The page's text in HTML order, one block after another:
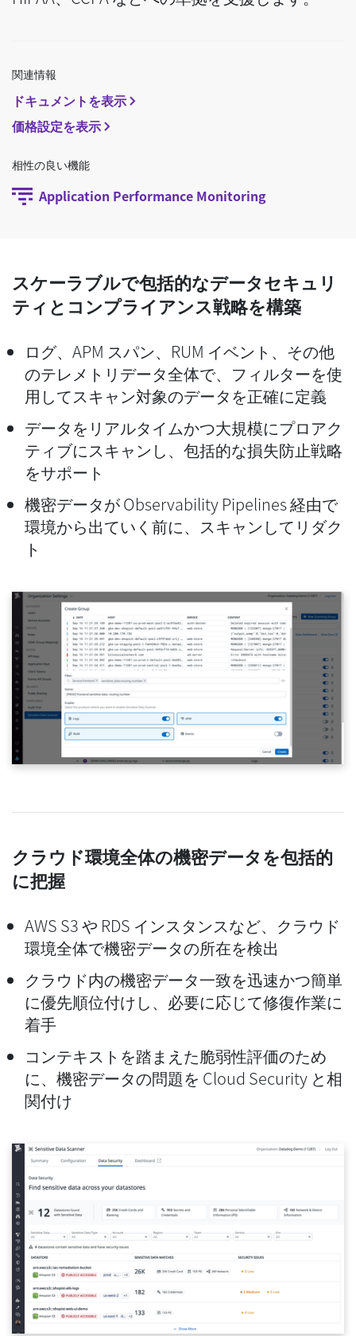
関連情報
ドキュメントを表示
価格設定を表示
相性の良い機能
Application Performance Monitoring
スケーラブルで包括的なデータセキュリ
ティとコンプライアンス戦略を構築
ログ、APM スパン、RUM イベント、その他
のテレメトリデータ全体で、フィルターを使
用してスキャン対象のデータを正確に定義
データをリアルタイムかつ大規模にプロアク
ティブにスキャンし、包括的な損失防止戦略
をサポート
機密データがObservability Pipelines経由で
環境から出ていく前に、スキャンしてリダク
ト
クラウド環境全体の機密データを包括的
に把握
AWS S3 や RDS インスタンスなど、クラウド
環境全体で機密データの所在を検出
クラウド内の機密データ一致を迅速かつ簡単
に優先順位付けし、必要に応じて修復作業に
着手
コンテキストを踏まえた脆弱性評価のため
に、機密データの問題を Cloud Security と相
関付け